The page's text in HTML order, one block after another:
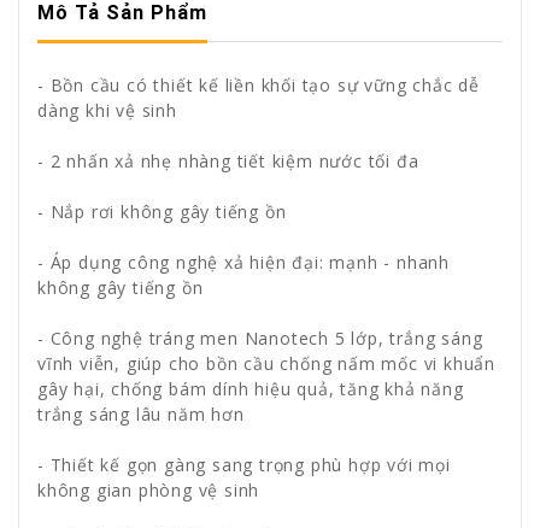
Mô Tả Sản Phẩm
- Bồn cầu có thiết kế liền khối tạo sự vững chắc dễ
dàng khi vệ sinh
- 2 nhấn xả nhẹ nhàng tiết kiệm nước tối đa
- Nắp rơi không gây tiếng ồn
- Áp dụng công nghệ xả hiện đại: mạnh - nhanh
không gây tiếng ồn
- Công nghệ tráng men Nanotech 5 lớp, trắng sáng
vĩnh viễn, giúp cho bồn cầu chống nấm mốc vi khuẩn
gây hại, chống bám dính hiệu quả, tăng khả năng
trắng sáng lâu năm hơn
- Thiết kế gọn gàng sang trọng phù hợp với mọi
không gian phòng vệ sinh